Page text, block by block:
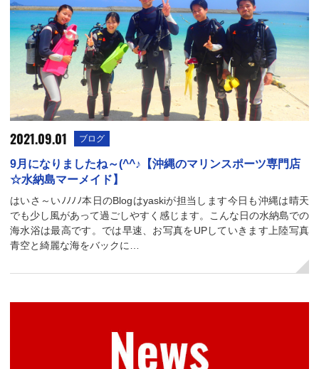
2021.09.01 ブログ
9月になりましたね～(^^♪【沖縄のマリンスポーツ専門店
☆水納島マーメイド】
はいさ～いﾉﾉﾉﾉ本日のBlogはyaskiが担当します今日も沖縄は晴天
でも少し風があって過ごしやすく感じます。こんな日の水納島での
海水浴は最高です。では早速、お写真をUPしていきます上陸写真
青空と綺麗な海をバックに…